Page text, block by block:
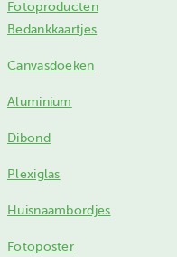
Fotoproducten
Bedankkaartjes
Canvasdoeken
Aluminium
Dibond
Plexiglas
Huisnaambordjes
Fotoposter